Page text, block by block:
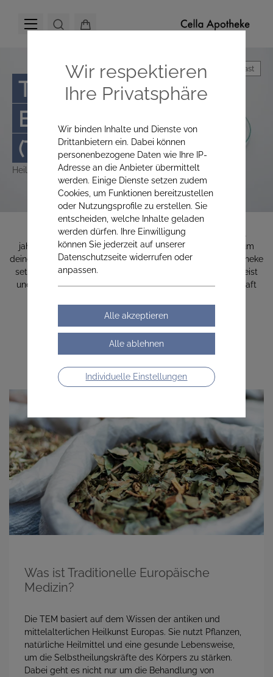
Hoher Kontrast
Traditionelle
Europäische Medizin
(TEM)
Heiltraditionen im Einklang mit der Natur.
Die Traditionelle Europäische Medizin (TEM) kombiniert
jahrhundertealtes Wissen mit modernen Erkenntnissen, um
deine Gesundheit ganzheitlich zu fördern. In der Cella Apotheke
setzen wir auf diese bewährte Heilmethode, die Körper, Geist
und Seele gleichermaßen berücksichtigt. Entdecke die Kraft
Was ist Traditionelle Europäische
Medizin?
Die TEM basiert auf dem Wissen der antiken und
mittelalterlichen Heilkunst Europas. Sie nutzt Pflanzen,
natürliche Heilmittel und eine gesunde Lebensweise,
um die Selbstheilungskräfte des Körpers zu stärken.
Dabei geht es nicht nur um die Behandlung von
Wir respektieren
Ihre Privatsphäre
Wir binden Inhalte und Dienste von
Drittanbietern ein. Dabei können
personenbezogene Daten wie Ihre IP-
Adresse an die Anbieter übermittelt
werden. Einige Dienste setzen zudem
Cookies, um Funktionen bereitzustellen
oder Nutzungsprofile zu erstellen. Sie
entscheiden, welche Inhalte geladen
werden dürfen. Ihre Einwilligung
können Sie jederzeit auf unserer
Datenschutzseite widerrufen oder
anpassen.
Individuelle Einstellungen